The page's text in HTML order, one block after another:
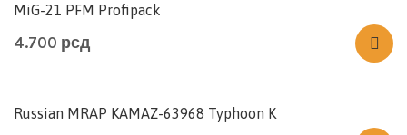
MiG-21 PFM Profipack
4.700 рсд
Russian MRAP KAMAZ-63968 Typhoon K